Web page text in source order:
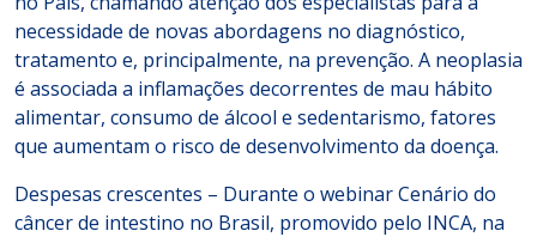
necessidade de novas abordagens no diagnóstico,
tratamento e, principalmente, na prevenção. A neoplasia
é associada a inflamações decorrentes de mau hábito
alimentar, consumo de álcool e sedentarismo, fatores
que aumentam o risco de desenvolvimento da doença.
Despesas crescentes – Durante o webinar Cenário do
câncer de intestino no Brasil, promovido pelo INCA, na